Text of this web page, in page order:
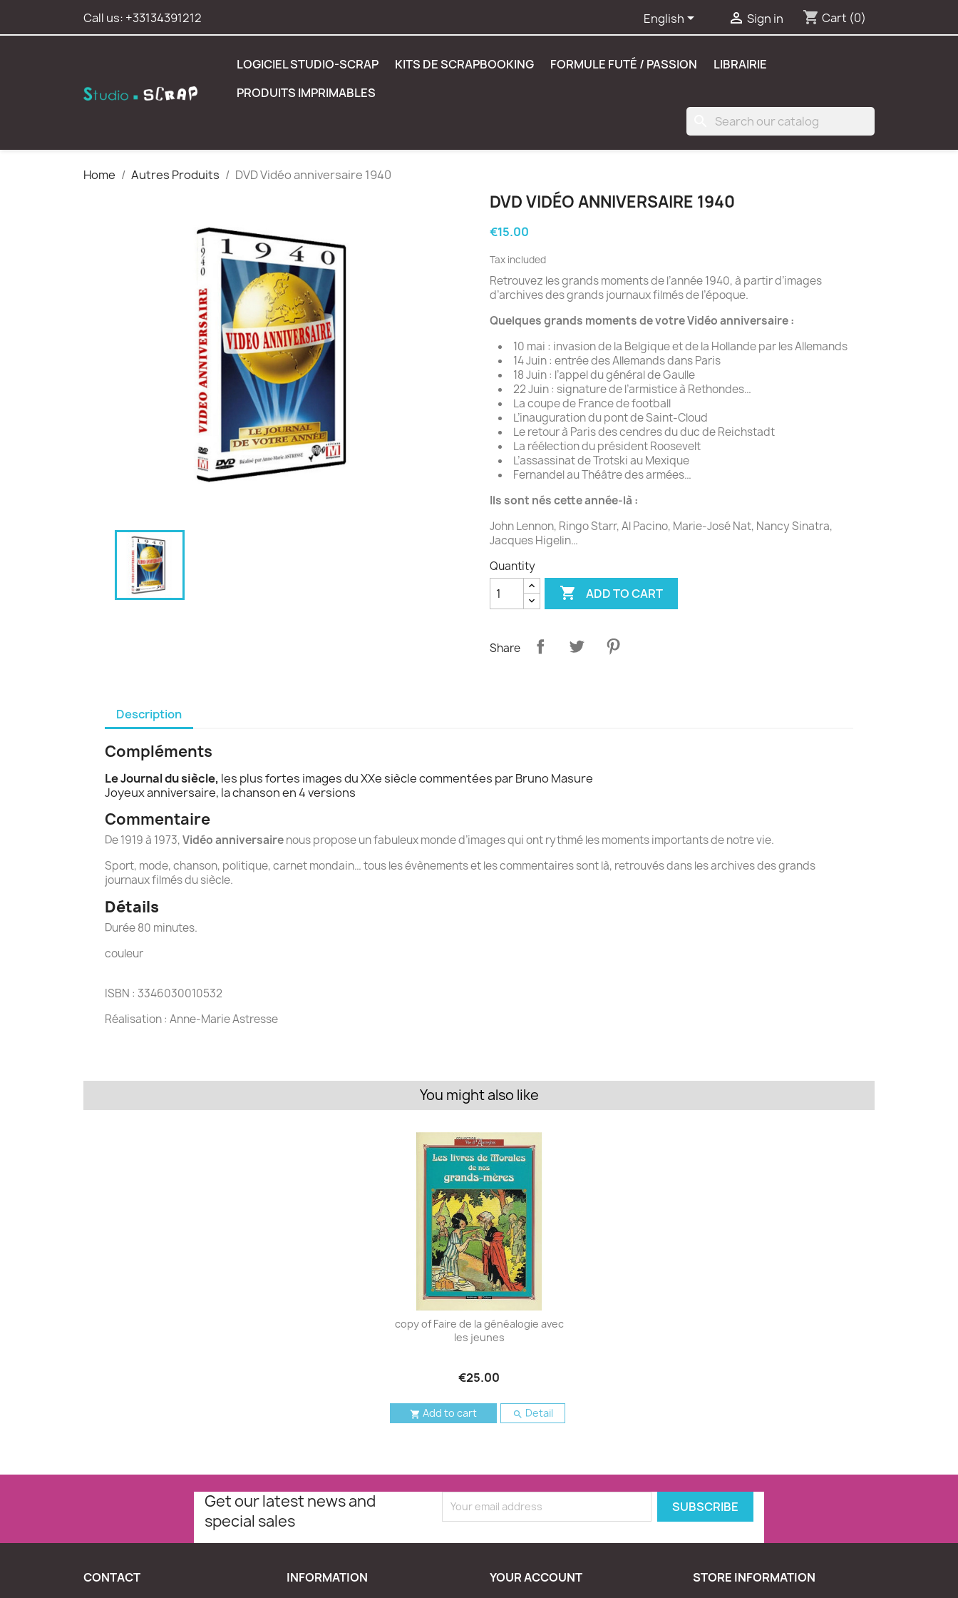
Call us: +33134391212 English  Sign in shopping_cart Cart (0)
LOGICIEL STUDIO-SCRAP KITS DE SCRAPBOOKING FORMULE FUTÉ / PASSION
LIBRAIRIE
PRODUITS IMPRIMABLES
Home Autres Produits DVD Vidéo anniversaire 1940
DVD VIDÉO ANNIVERSAIRE 1940
€15.00
Tax included
Retrouvez les grands moments de l’année 1940, à partir d’images
d’archives des grands journaux filmés de l’époque.
Quelques grands moments de votre Vidéo anniversaire :
10 mai : invasion de la Belgique et de la Hollande par les Allemands
14 Juin : entrée des Allemands dans Paris
18 Juin : l’appel du général de Gaulle
22 Juin : signature de l’armistice à Rethondes…
La coupe de France de football
L’inauguration du pont de Saint-Cloud
Le retour à Paris des cendres du duc de Reichstadt
La réélection du président Roosevelt
L’assassinat de Trotski au Mexique
Fernandel au Théâtre des armées…
Ils sont nés cette année-là :
John Lennon, Ringo Starr, Al Pacino, Marie-José Nat, Nancy Sinatra,
Jacques Higelin…
Quantity
 ADD TO CART
Share
Description
Compléments
Le Journal du siècle, les plus fortes images du XXe siècle commentées par Bruno Masure
Joyeux anniversaire, la chanson en 4 versions
Commentaire
De 1919 à 1973,Vidéo anniversairenous propose un fabuleux monde d’images qui ont rythmé les moments importants de notre vie.
Sport, mode, chanson, politique, carnet mondain… tous les évènements et les commentaires sont là, retrouvés dans les archives des grands
journaux filmés du siècle.
Détails
Durée 80 minutes.
couleur
ISBN : 3346030010532
Réalisation : Anne-Marie Astresse
You might also like
copy of Faire de la généalogie avec
les jeunes
€25.00
 Add to cart  Detail
Get our latest news and
special sales
CONTACT INFORMATION YOUR ACCOUNT STORE INFORMATION